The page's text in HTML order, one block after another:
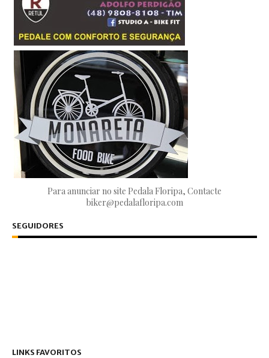
Para anunciar no site Pedala Floripa, Contacte
biker@pedalafloripa.com
SEGUIDORES
LINKS FAVORITOS